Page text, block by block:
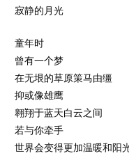
寂静的月光
童年时
曾有一个梦
在无垠的草原策马由缰
抑或像雄鹰
翱翔于蓝天白云之间
若与你牵手
世界会变得更加温暖和阳